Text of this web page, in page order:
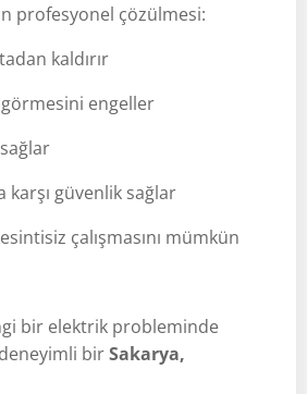
profesyonel çözülmesi:
kaldırır
engeller
karşı güvenlik sağlar
çalışmasını mümkün
bir elektrik probleminde
birSakarya,